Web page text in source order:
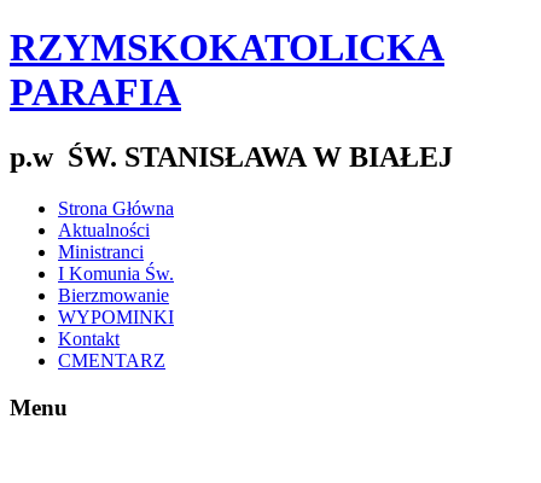
RZYMSKOKATOLICKA
PARAFIA
p.w ŚW. STANISŁAWA W BIAŁEJ
Strona Główna
Aktualności
Ministranci
I Komunia Św.
Bierzmowanie
WYPOMINKI
Kontakt
CMENTARZ
Menu